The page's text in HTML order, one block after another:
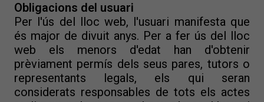
Obligacions del usuari
Per l'ús del lloc web, l'usuari manifesta que
és major de divuit anys. Per a fer ús del lloc
web els menors d'edat han d'obtenir
prèviament permís dels seus pares, tutors o
representants legals, els qui seran
considerats responsables de tots els actes